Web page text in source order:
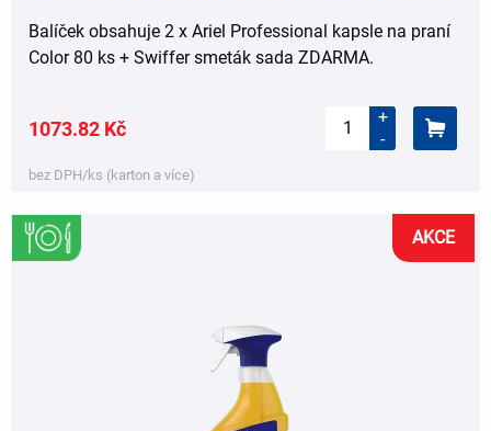
Balíček obsahuje 2 x Ariel Professional kapsle na praní
Color 80 ks + Swiffer smeták sada ZDARMA.
1073.82 Kč
+
-
bez DPH/ks (karton a více)
AKCE